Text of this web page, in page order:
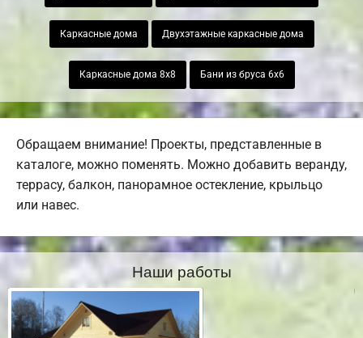
Каркасные дома Двухэтажные каркасные дома
Каркасные дома 8х8 Бани из бруса 6х6
Обращаем внимание! Проекты, представленные в
каталоге, можно поменять. Можно добавить веранду,
террасу, балкон, панорамное остекление, крыльцо
или навес.
Наши работы